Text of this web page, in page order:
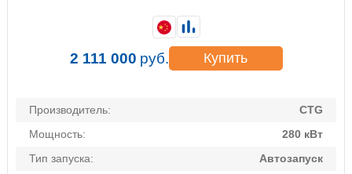
Производитель:
CTG
Мощность:
280 кВт
Тип запуска:
Автозапуск
2 111 000 руб. Купить